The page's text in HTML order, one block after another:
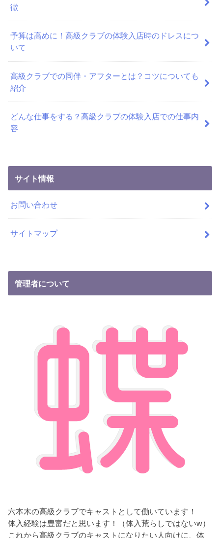
徴
予算は高めに！高級クラブの体験入店時のドレスにつ
いて
高級クラブでの同伴・アフターとは？コツについても
紹介
どんな仕事をする？高級クラブの体験入店での仕事内
容
サイト情報
お問い合わせ
サイトマップ
管理者について
六本木の高級クラブでキャストとして働いています！
体入経験は豊富だと思います！（体入荒らしではないw）
これから高級クラブのキャストになりたい人向けに、体